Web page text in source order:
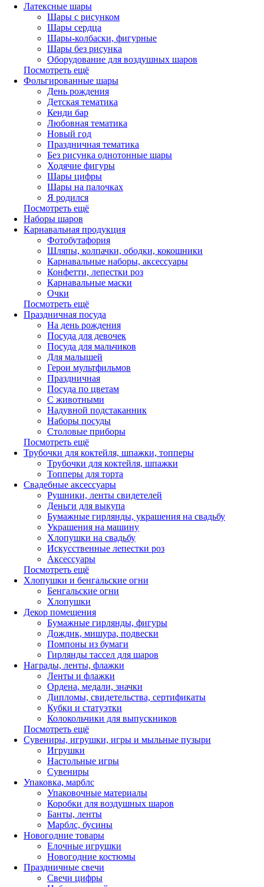
Латексные шары
Шары с рисунком
Шары сердца
Шары-колбаски, фигурные
Шары без рисунка
Оборудование для воздушных шаров
Посмотреть ещё
Фольгированные шары
День рождения
Детская тематика
Кенди бар
Любовная тематика
Новый год
Праздничная тематика
Без рисунка однотонные шары
Ходячие фигуры
Шары цифры
Шары на палочках
Я родился
Посмотреть ещё
Наборы шаров
Карнавальная продукция
Фотобутафория
Шляпы, колпачки, ободки, кокошники
Карнавальные наборы, аксессуары
Конфетти, лепестки роз
Карнавальные маски
Очки
Посмотреть ещё
Праздничная посуда
На день рождения
Посуда для девочек
Посуда для мальчиков
Для малышей
Герои мультфильмов
Праздничная
Посуда по цветам
С животными
Надувной подстаканник
Наборы посуды
Столовые приборы
Посмотреть ещё
Трубочки для коктейля, шпажки, топперы
Трубочки для коктейля, шпажки
Топперы для торта
Свадебные аксессуары
Рушники, ленты свидетелей
Деньги для выкупа
Бумажные гирлянды, украшения на свадьбу
Украшения на машину
Хлопушки на свадьбу
Искусственные лепестки роз
Аксессуары
Посмотреть ещё
Хлопушки и бенгальские огни
Бенгальские огни
Хлопушки
Декор помещения
Бумажные гирлянды, фигуры
Дождик, мишура, подвески
Помпоны из бумаги
Гирлянды тассел для шаров
Награды, ленты, флажки
Ленты и флажки
Ордена, медали, значки
Дипломы, свидетельства, сертификаты
Кубки и статуэтки
Колокольчики для выпускников
Посмотреть ещё
Сувениры, игрушки, игры и мыльные пузыри
Игрушки
Настольные игры
Сувениры
Упаковка, марблс
Упаковочные материалы
Коробки для воздушных шаров
Банты, ленты
Марблс, бусины
Новогодние товары
Елочные игрушки
Новогодние костюмы
Праздничные свечи
Свечи цифры